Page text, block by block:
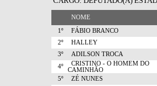
NOME
1º FÁBIO BRANCO
2º
HALLEY
3º
ADILSON TROCA
4º
CRISTINO - O HOMEM DO
CAMINHÃO
5º
ZÉ NUNES